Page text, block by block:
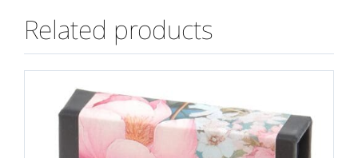
Related products